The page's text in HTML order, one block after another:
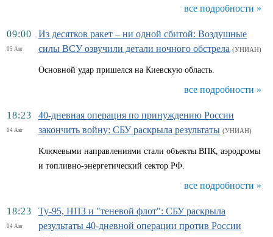
все подробности »
09:00
05 Авг
Из десятков ракет – ни одной сбитой: Воздушные
силы ВСУ озвучили детали ночного обстрела (УНИАН)
Основной удар пришелся на Киевскую область.
все подробности »
18:23
04 Авг
40-дневная операция по принуждению России
закончить войну: СБУ раскрыла результаты (УНИАН)
Ключевыми направлениями стали объекты ВПК, аэродромы
и топливно-энергетический сектор РФ.
все подробности »
18:23
04 Авг
Ту-95, НПЗ и "теневой флот": СБУ раскрыла
результаты 40-дневной операции против России